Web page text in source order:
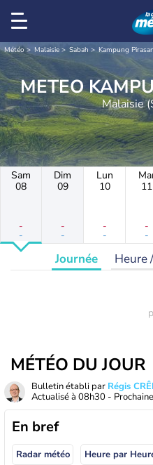
Météo Malaisie Sabah Kampung Pirasan
METEO
Malaisie
Sam
08
-
-
Dim
09
-
-
Lun
10
-
-
11
-
-
Journée Heure
MÉTÉO DU JOUR
Bulletin établi par Régis
Actualisé à 08h30 -
En bref
Radar météo Heure par